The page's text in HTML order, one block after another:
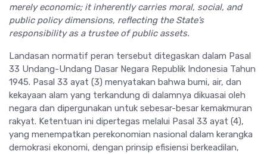
merely economic; it inherently carries moral, social, and
public policy dimensions, reflecting the State’s
responsibility as a trustee of public assets.
Landasan normatif peran tersebut ditegaskan dalam Pasal
33 Undang-Undang Dasar Negara Republik Indonesia Tahun
1945. Pasal 33 ayat (3) menyatakan bahwa bumi, air, dan
kekayaan alam yang terkandung di dalamnya dikuasai oleh
negara dan dipergunakan untuk sebesar-besar kemakmuran
rakyat. Ketentuan ini dipertegas melalui Pasal 33 ayat (4),
yang menempatkan perekonomian nasional dalam kerangka
demokrasi ekonomi, dengan prinsip efisiensi berkeadilan,